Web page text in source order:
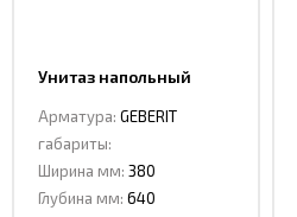
Унитаз напольный
Арматура: GEBERIT
габариты:
Ширина мм: 380
Глубина мм: 640